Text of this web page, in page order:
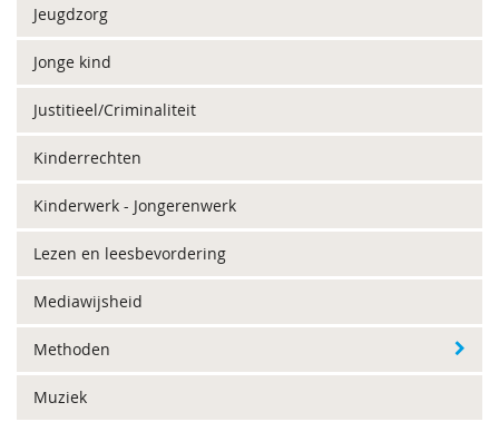
Jeugdzorg
Jonge kind
Justitieel/Criminaliteit
Kinderrechten
Kinderwerk - Jongerenwerk
Lezen en leesbevordering
Mediawijsheid
Methoden
Muziek